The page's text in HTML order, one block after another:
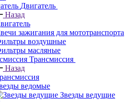
Двигатель
Назад
зажигания для мототранспорта
воздушные
масляные
Трансмиссия
Назад
ведомые
Звезды ведущие